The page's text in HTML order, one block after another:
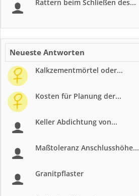
Rattern beim Schließen des...
Neueste Antworten
Kalkzementmörtel oder...
Kosten für Planung der...
Keller Abdichtung von...
Maßtoleranz Anschlusshöhe...
Granitpflaster